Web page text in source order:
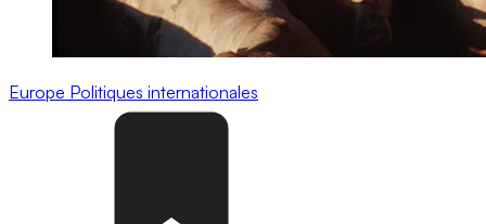
Europe Politiques internationales